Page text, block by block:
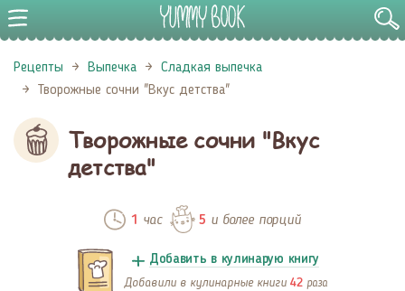
Рецепты Выпечка
Сладкая выпечка
Творожные сочни "Вкус детства"
Творожные сочни "Вкус
детства"
1 час 5 и более порций
Добавить в кулинарую книгу
Добавили в кулинарные книги 42 раза